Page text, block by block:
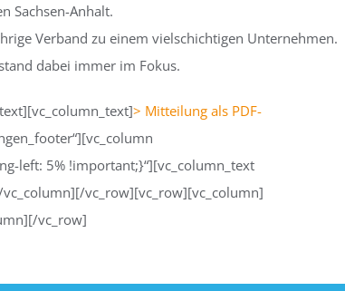
Sachsen-Anhalt.
Verband zu einem vielschichtigen Unternehmen.
dabei immer im Fokus.
> Mitteilung als PDF-
left: 5% !important;}“][vc_column_text
vc_row][vc_row][vc_column]
vc_row]